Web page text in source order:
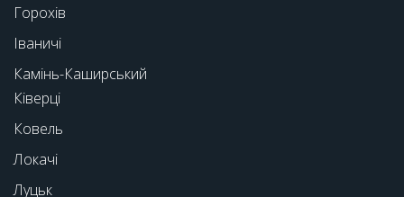
Горохів
Іваничі
Камінь-Каширський
Ківерці
Ковель
Локачі
Луцьк